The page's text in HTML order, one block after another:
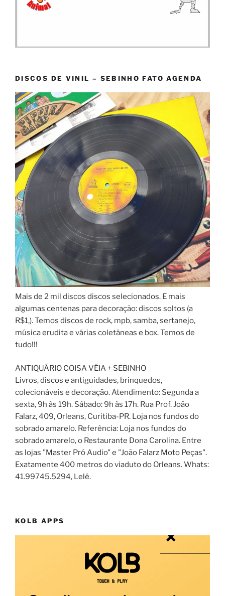
DISCOS DE VINIL – SEBINHO FATO AGENDA
Mais de 2 mil discos discos selecionados. E mais
algumas centenas para decoração: discos soltos (a
R$1,). Temos discos de rock, mpb, samba, sertanejo,
música erudita e várias coletâneas e box. Temos de
tudo!!!
ANTIQUÁRIO COISA VÉIA + SEBINHO
Livros, discos e antiguidades, brinquedos,
colecionáveis e decoração. Atendimento: Segunda a
sexta, 9h às 19h. Sábado: 9h às 17h. Rua Prof. João
Falarz, 409, Orleans, Curitiba-PR. Loja nos fundos do
sobrado amarelo. Referência: Loja nos fundos do
sobrado amarelo, o Restaurante Dona Carolina. Entre
as lojas "Master Pró Audio" e "João Falarz Moto Peças".
Exatamente 400 metros do viaduto do Orleans. Whats:
41.99745.5294, Lelê.
KOLB APPS